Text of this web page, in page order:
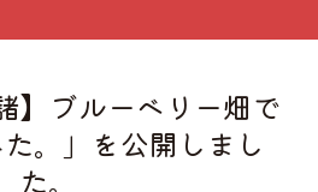
】ブルーベリー畑で
。」を公開しまし
た。